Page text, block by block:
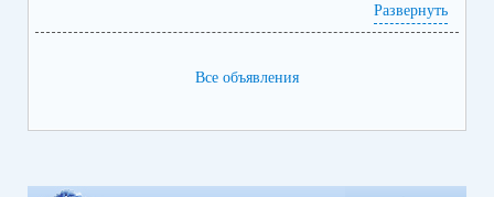
3. В разделе меню выбрать вкладку «Реестр
4. В строке поиска набрать наименование
«Показать»
Развернуть
Все объявления